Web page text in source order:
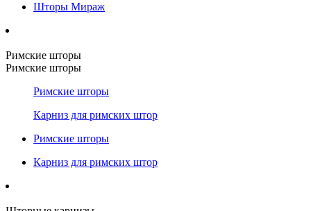
Шторы Мираж
Римские шторы
Римские шторы
Римские шторы
Карниз для римских штор
Римские шторы
Карниз для римских штор